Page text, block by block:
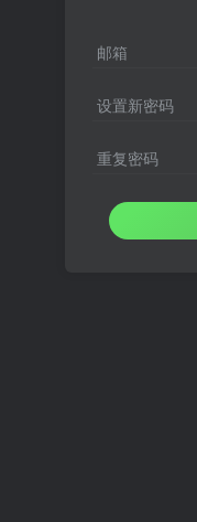
邮箱
设置新密码
重复密码